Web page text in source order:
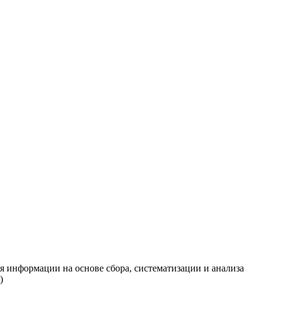
на основе сбора, систематизации и анализа